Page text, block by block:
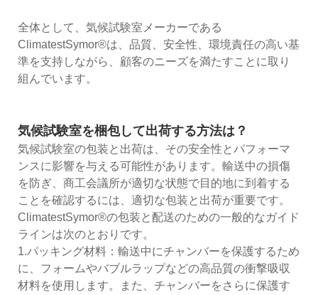
全体として、気候試験室メーカーである
ClimatestSymor®は、品質、安全性、環境責任の高い基
準を支持しながら、顧客のニーズを満たすことに取り
組んでいます。
気候試験室を梱包して出荷する方法は？
気候試験室の包装と出荷は、その安全性とパフォーマ
ンスに影響を与える可能性があります。輸送中の損傷
を防ぎ、商工会議所が適切な状態で目的地に到着する
ことを確認するには、適切な包装と出荷が重要です。
ClimatestSymor®の包装と配送のための一般的なガイド
ラインは次のとおりです。
1.パッキング材料：輸送中に​​チャンバーを保護するため
に、フォームやバブルラップなどの高品質の衝撃吸収
材料を使用します。また、チャンバーをさらに保護す